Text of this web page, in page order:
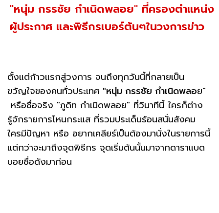
"หนุ่ม กรรชัย กำเนิดพลอย" ที่ครองตำแหน่ง
ผู้ประกาศ และพิธีกรเบอร์ต้นๆในวงการข่าว
ตั้งแต่ก้าวแรกสู่วงการ จนถึงทุกวันนี้ที่กลายเป็น
ขวัญใจของคนทั่วประเทศ "หนุ่ม กรรชัย กำเนิดพลอย"
หรือชื่อจริง "ภูดิท กำเนิดพลอย" ที่วินาทีนี้ ใครก็ต่าง
รู้จักรายการโหนกระแส ที่รวมประเด็นร้อนสนั่นสังคม
ใครมีปัญหา หรือ อยากเคลียร์เป็นต้องมานั่งในรายการนี้
แต่กว่าจะมาถึงจุดพิธีกร จุดเริ่มต้นนั้นมาจากดาราแบด
บอยชื่อดังมาก่อน